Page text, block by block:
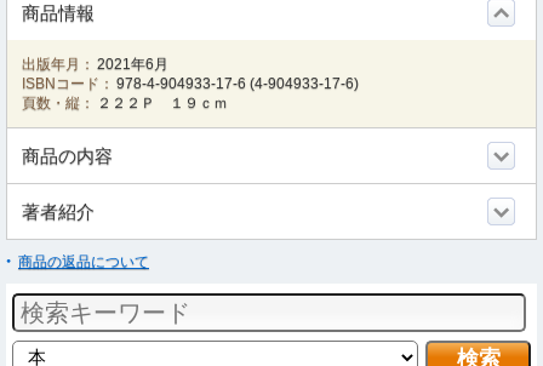
商品情報
出版年月： 2021年6月
ISBNコード： 978-4-904933-17-6 (4-904933-17-6)
頁数・縦：
２２２Ｐ １９ｃｍ
商品の内容
著者紹介
商品の返品について